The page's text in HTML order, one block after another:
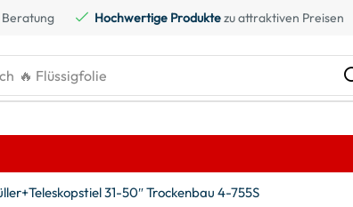
Hochwertige Produktezu attraktiven Preisen
🔥 Kreidefarbe
31-50″ Trockenbau 4-755S